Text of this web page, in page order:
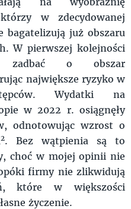
w zdecydowanej
bagatelizują już obszaru
W pierwszej kolejności
o obszar
największe ryzyko w
Wydatki na
w 2022 r. osiągnęły
odnotowując wzrost o
2. Bez wątpienia są to
choć w mojej opinii nie
firmy nie zlikwidują
które w większości
życzenie.